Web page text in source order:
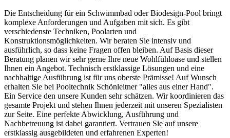
Die Entscheidung für ein Schwimmbad oder Biodesign-Pool bringt
komplexe Anforderungen und Aufgaben mit sich. Es gibt
verschiedenste Techniken, Poolarten und
Konstruktionsmöglichkeiten. Wir beraten Sie intensiv und
ausführlich, so dass keine Fragen offen bleiben. Auf Basis dieser
Beratung planen wir sehr gerne Ihre neue Wohlfühloase und stellen
Ihnen ein Angebot. Technisch erstklassige Lösungen und eine
nachhaltige Ausführung ist für uns oberste Prämisse! Auf Wunsch
erhalten Sie bei Pooltechnik Schönleitner "alles aus einer Hand".
Ein Service den unsere Kunden sehr schätzen. Wir koordinieren das
gesamte Projekt und stehen Ihnen jederzeit mit unseren Spezialisten
zur Seite. Eine perfekte Abwicklung, Ausführung und
Nachbetreuung ist dabei garantiert. Vertrauen Sie auf unsere
erstklassig ausgebildeten und erfahrenen Experten!